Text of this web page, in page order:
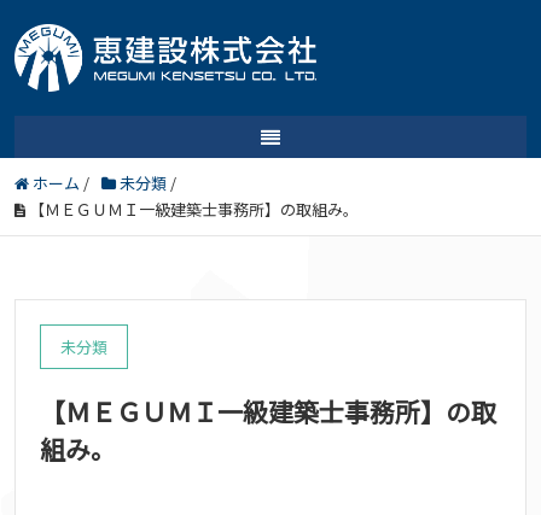
ホーム / 未分類 /
【ＭＥＧＵＭＩ一級建築士事務所】の取組み。
未分類
【ＭＥＧＵＭＩ一級建築士事務所】の取
組み。